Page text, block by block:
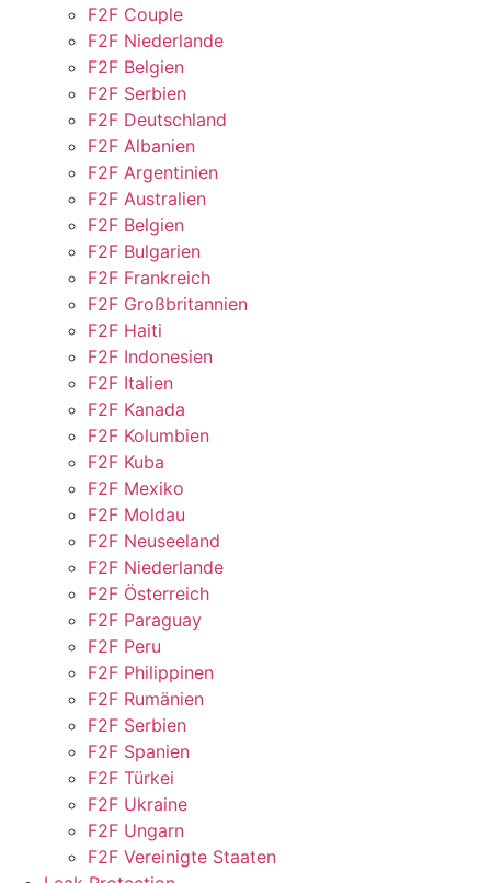
F2F Couple
F2F Niederlande
F2F Belgien
F2F Serbien
F2F Deutschland
F2F Albanien
F2F Argentinien
F2F Australien
F2F Belgien
F2F Bulgarien
F2F Frankreich
F2F Großbritannien
F2F Haiti
F2F Indonesien
F2F Italien
F2F Kanada
F2F Kolumbien
F2F Kuba
F2F Mexiko
F2F Moldau
F2F Neuseeland
F2F Niederlande
F2F Österreich
F2F Paraguay
F2F Peru
F2F Philippinen
F2F Rumänien
F2F Serbien
F2F Spanien
F2F Türkei
F2F Ukraine
F2F Ungarn
F2F Vereinigte Staaten